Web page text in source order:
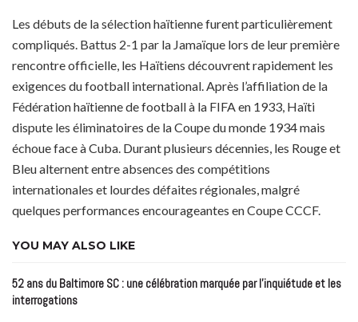
Les débuts de la sélection haïtienne furent particulièrement
compliqués. Battus 2-1 par la Jamaïque lors de leur première
rencontre officielle, les Haïtiens découvrent rapidement les
exigences du football international. Après l’affiliation de la
Fédération haïtienne de football à la FIFA en 1933, Haïti
dispute les éliminatoires de la Coupe du monde 1934 mais
échoue face à Cuba. Durant plusieurs décennies, les Rouge et
Bleu alternent entre absences des compétitions
internationales et lourdes défaites régionales, malgré
quelques performances encourageantes en Coupe CCCF.
YOU MAY ALSO LIKE
52 ans du Baltimore SC : une célébration marquée par l’inquiétude et les
interrogations